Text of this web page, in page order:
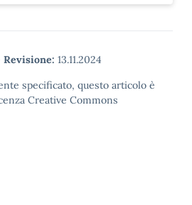
Revisione: 13.11.2024
specificato, questo articolo è
Creative Commons